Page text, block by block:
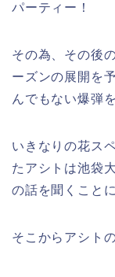
パーティー！
その為、その後
ーズンの展開を
んでもない爆弾
いきなりの花ス
たアシトは池袋
の話を聞くこと
そこからアシト